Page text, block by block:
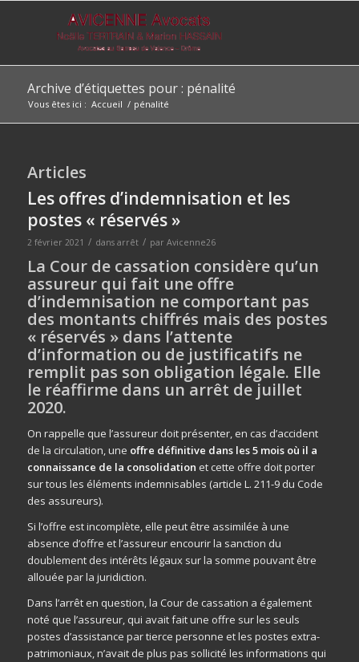
Archive d’étiquettes pour : pénalité
Vous êtes ici : Accueil / pénalité
Articles
Les offres d’indemnisation et les
postes « réservés »
2 février 2021 / dans arrêt / par Avicenne26
La Cour de cassation considère qu’un
assureur qui fait une offre
d’indemnisation ne comportant pas
des montants chiffrés mais des postes
« réservés » dans l’attente
d’information ou de justificatifs ne
remplit pas son obligation légale. Elle
le réaffirme dans un arrêt de juillet
2020.
On rappelle que l’assureur doit présenter, en cas d’accident
de la circulation, une offre définitive dans les 5 mois où il a
connaissance de la consolidation et cette offre doit porter
sur tous les éléments indemnisables (article L. 211-9 du Code
des assureurs).
Si l’offre est incomplète, elle peut être assimilée à une
absence d’offre et l’assureur encourir la sanction du
doublement des intérêts légaux sur la somme pouvant être
allouée par la juridiction.
Dans l’arrêt en question, la Cour de cassation a également
noté que l’assureur, qui avait fait une offre sur les seuls
postes d’assistance par tierce personne et les postes extra-
patrimoniaux, n’avait de plus pas sollicité les informations qui